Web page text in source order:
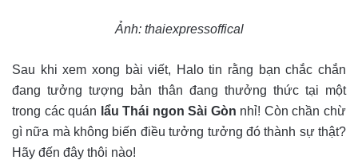
Ảnh: thaiexpressoffical
Sau khi xem xong bài viết, Halo tin rằng bạn chắc chắn
đang tưởng tượng bản thân đang thưởng thức tại một
trong các quán lẩu Thái ngon Sài Gòn nhỉ! Còn chần chừ
gì nữa mà không biến điều tưởng tưởng đó thành sự thật?
Hãy đến đây thôi nào!